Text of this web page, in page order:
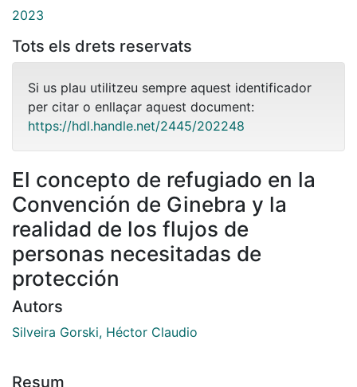
2023
Tots els drets reservats
Si us plau utilitzeu sempre aquest identificador
per citar o enllaçar aquest document:
https://hdl.handle.net/2445/202248
El concepto de refugiado en la
Convención de Ginebra y la
realidad de los flujos de
personas necesitadas de
protección
Autors
Silveira Gorski, Héctor Claudio
Resum